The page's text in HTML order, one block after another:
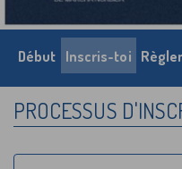
Début Inscris-toi
PROCESSUS